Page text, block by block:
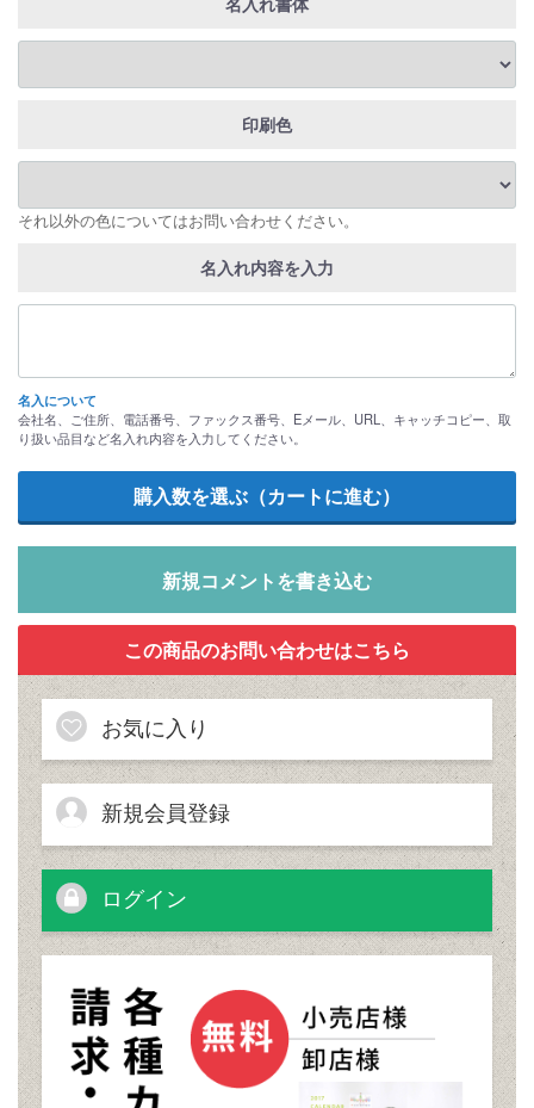
印刷色
それ以外の色についてはお問い合わせください。
名入れ内容を入力
名入について
会社名、ご住所、電話番号、ファックス番号、Eメール、URL、キャッチコピー、取
り扱い品目など名入れ内容を入力してください。
新規コメントを書き込む
お気に入り
新規会員登録
ログイン